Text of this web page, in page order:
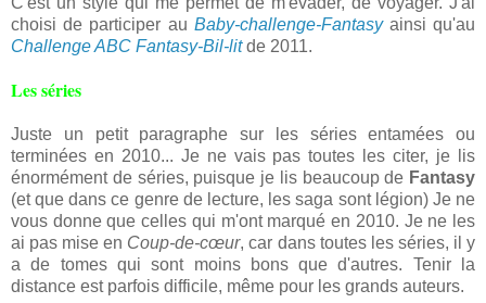
choisi de participer au Baby-challenge-Fantasyainsi qu'au
Challenge ABC Fantasy-Bil-litde 2011.
Les séries
Juste un petit paragraphe sur les séries entamées ou
terminées en 2010... Je ne vais pas toutes les citer, je lis
énormément de séries, puisque je lis beaucoup de Fantasy
(et que dans ce genre de lecture, les saga sont légion) Je ne
vous donne que celles qui m'ont marqué en 2010. Je ne les
ai pas mise en Coup-de-cœur, car dans toutes les séries, il y
a de tomes qui sont moins bons que d'autres. Tenir la
distance est parfois difficile, même pour les grands auteurs.